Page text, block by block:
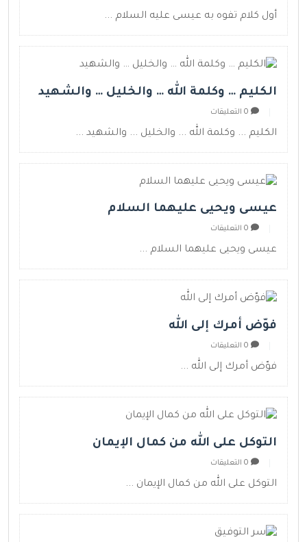
أول كلام تفوه به عيسى عليه السلام ...
الكليم … وكلمة الله … والخليل … والشهيد
الكليم ... وكلمة الله ... والخليل ... والشهيد ...
عيسى ويحيى عليهما السلام
عيسى ويحيى عليهما السلام ...
فوّض أمرك إلى الله
فوّض أمرك إلى الله ...
التوكل على الله من كمال الإيمان
التوكل على الله من كمال الإيمان ...